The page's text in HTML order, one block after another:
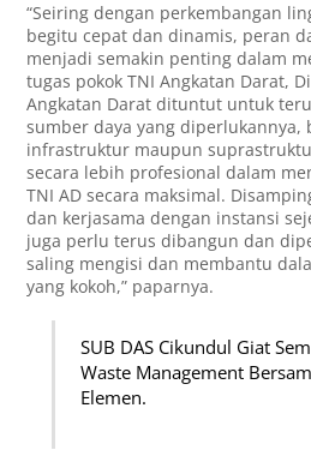
“Seiring dengan perkembangan
begitu cepat dan dinamis, peran
menjadi semakin penting dalam
tugas pokok TNI Angkatan Darat,
Angkatan Darat dituntut untuk
sumber daya yang diperlukannya,
infrastruktur maupun
secara lebih profesional dalam
TNI AD secara maksimal.
dan kerjasama dengan instansi
juga perlu terus dibangun dan
saling mengisi dan membantu
yang kokoh,” paparnya.
SUB DAS Cikundul Giat
Waste Management
Elemen.